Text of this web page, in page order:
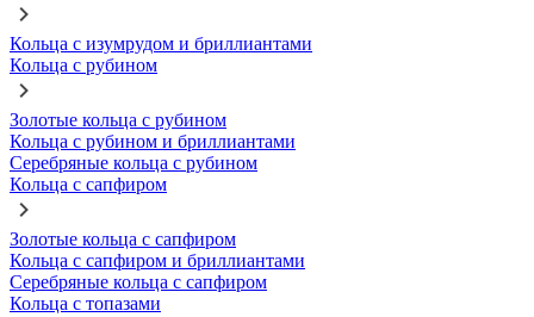
Кольца с изумрудом и бриллиантами
Кольца с рубином
Золотые кольца с рубином
Кольца с рубином и бриллиантами
Серебряные кольца с рубином
Кольца с сапфиром
Золотые кольца с сапфиром
Кольца с сапфиром и бриллиантами
Серебряные кольца с сапфиром
Кольца с топазами